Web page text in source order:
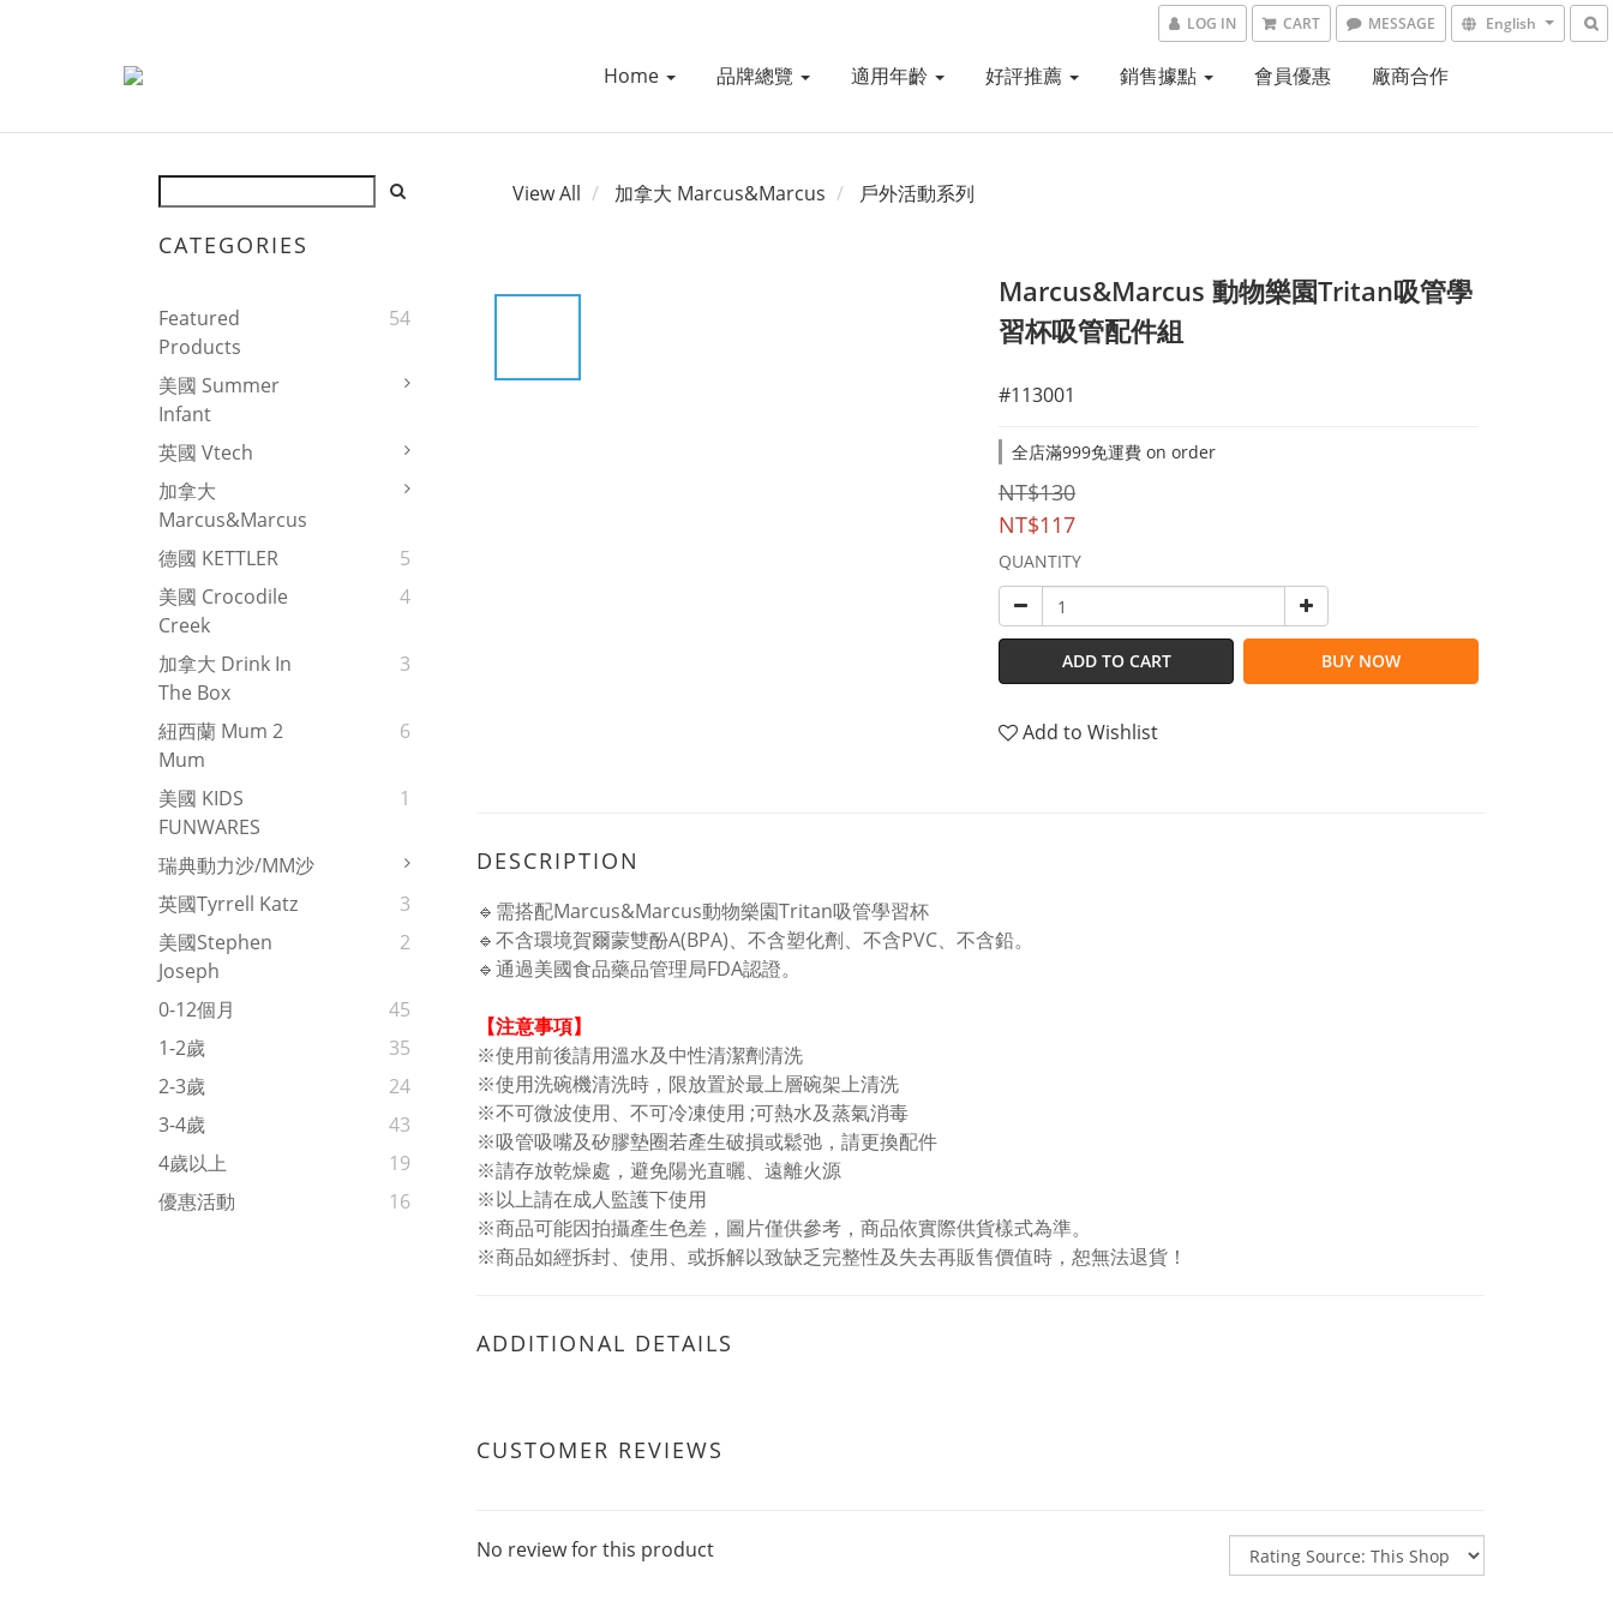
LOG IN CART MESSAGE English
Home 品牌總覽 適用年齡 好評推薦 銷售據點 會員優惠 廠商合作
CATEGORIES
Featured
Products
54
美國 Summer
Infant
英國 Vtech
加拿大
Marcus&Marcus
德國 KETTLER
5
美國 Crocodile
Creek
4
加拿大 Drink In
The Box
3
紐西蘭 Mum 2
Mum
6
美國 KIDS
FUNWARES
1
瑞典動力沙/MM沙
英國Tyrrell Katz
3
美國Stephen
Joseph
2
0-12個月
45
1-2歲
35
2-3歲
24
3-4歲
43
4歲以上
19
優惠活動
16
View All 加拿大 Marcus&Marcus 戶外活動系列
Marcus&Marcus 動物樂園Tritan吸管學
習杯吸管配件組
#113001
全店滿999免運費 on order
NT$130
NT$117
QUANTITY
ADD TO CART BUY NOW
Add to Wishlist
DESCRIPTION
🔹需搭配Marcus&Marcus動物樂園Tritan吸管學習杯
🔹不含環境賀爾蒙雙酚A(BPA)、不含塑化劑、不含PVC、不含鉛。
🔹通過美國食品藥品管理局FDA認證。
【注意事項】
※使用前後請用溫水及中性清潔劑清洗
※使用洗碗機清洗時，限放置於最上層碗架上清洗
※不可微波使用、不可冷凍使用 ;可熱水及蒸氣消毒
※吸管吸嘴及矽膠墊圈若產生破損或鬆弛，請更換配件
※請存放乾燥處，避免陽光直曬、遠離火源
※以上請在成人監護下使用
※商品可能因拍攝產生色差，圖片僅供參考，商品依實際供貨樣式為準。
※商品如經拆封、使用、或拆解以致缺乏完整性及失去再販售價值時，恕無法退貨！
ADDITIONAL DETAILS
CUSTOMER REVIEWS
No review for this product